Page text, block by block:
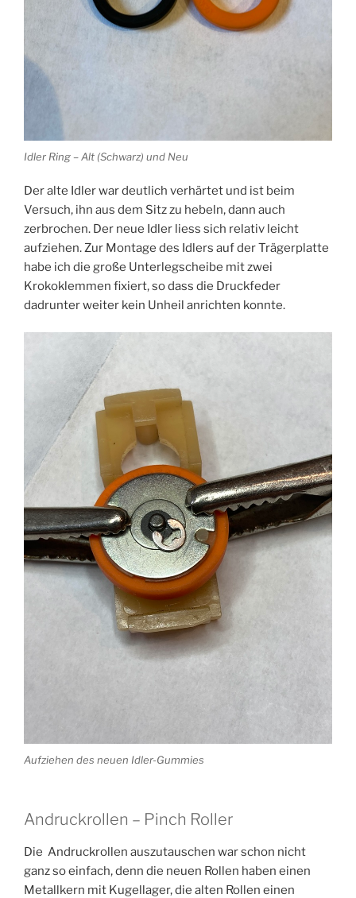
Idler Ring – Alt (Schwarz) und Neu
Der alte Idler war deutlich verhärtet und ist beim
Versuch, ihn aus dem Sitz zu hebeln, dann auch
zerbrochen. Der neue Idler liess sich relativ leicht
aufziehen. Zur Montage des Idlers auf der Trägerplatte
habe ich die große Unterlegscheibe mit zwei
Krokoklemmen fixiert, so dass die Druckfeder
dadrunter weiter kein Unheil anrichten konnte.
Aufziehen des neuen Idler-Gummies
Andruckrollen – Pinch Roller
Die Andruckrollen auszutauschen war schon nicht
ganz so einfach, denn die neuen Rollen haben einen
Metallkern mit Kugellager, die alten Rollen einen